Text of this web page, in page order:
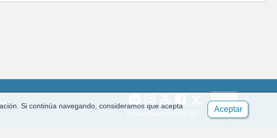
Aceptar
Si continúa navegando, consideramos que acepta